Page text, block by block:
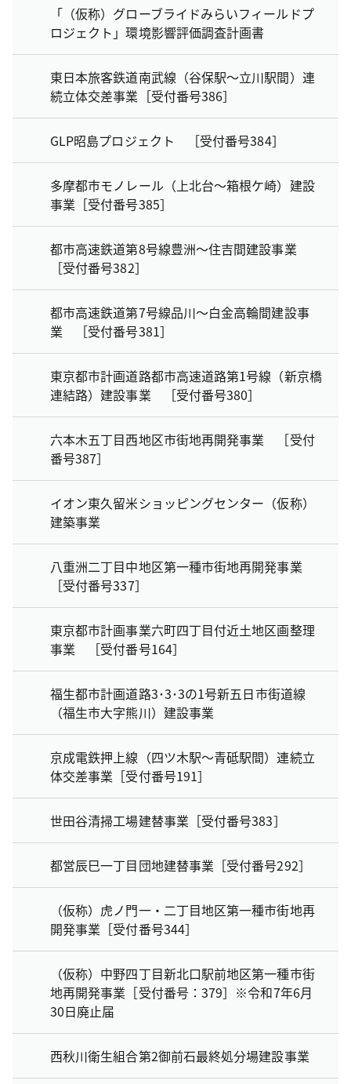
「（仮称）グローブライドみらいフィールドプ
ロジェクト」環境影響評価調査計画書
東日本旅客鉄道南武線（谷保駅～立川駅間）連
続立体交差事業［受付番号386］
GLP昭島プロジェクト ［受付番号384］
多摩都市モノレール（上北台～箱根ケ崎）建設
事業［受付番号385］
都市高速鉄道第8号線豊洲～住吉間建設事業
［受付番号382］
都市高速鉄道第7号線品川～白金高輪間建設事
業 ［受付番号381］
東京都市計画道路都市高速道路第1号線（新京橋
連結路）建設事業 ［受付番号380］
六本木五丁目西地区市街地再開発事業 ［受付
番号387］
イオン東久留米ショッピングセンター（仮称）
建築事業
八重洲二丁目中地区第一種市街地再開発事業
［受付番号337］
東京都市計画事業六町四丁目付近土地区画整理
事業 ［受付番号164］
福生都市計画道路3･3･3の1号新五日市街道線
（福生市大字熊川）建設事業
京成電鉄押上線（四ツ木駅～青砥駅間）連続立
体交差事業［受付番号191］
世田谷清掃工場建替事業［受付番号383］
都営辰巳一丁目団地建替事業［受付番号292］
（仮称）虎ノ門一・二丁目地区第一種市街地再
開発事業［受付番号344］
（仮称）中野四丁目新北口駅前地区第一種市街
地再開発事業［受付番号：379］※令和7年6月
30日廃止届
西秋川衛生組合第2御前石最終処分場建設事業